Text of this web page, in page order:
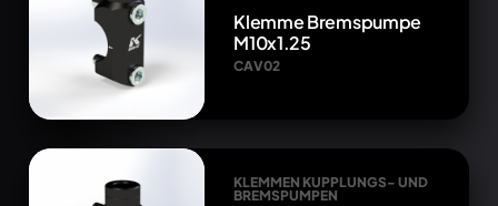
Klemme Bremspumpe
M10x1.25
CAV02
KLEMMEN KUPPLUNGS- UND
BREMSPUMPEN